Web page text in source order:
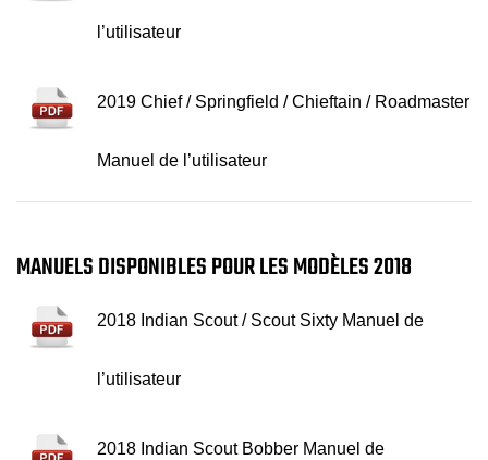
l’utilisateur
2019 Chief / Springfield / Chieftain / Roadmaster
Manuel de l’utilisateur
MANUELS DISPONIBLES POUR LES MODÈLES 2018
2018 Indian Scout / Scout Sixty Manuel de
l’utilisateur
2018 Indian Scout Bobber Manuel de